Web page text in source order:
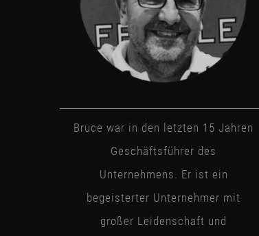
Bruce war in den letzten 15 Jahren
Geschäftsführer des
Unternehmens. Er ist ein
begeisterter Unternehmer mit
großer Leidenschaft und